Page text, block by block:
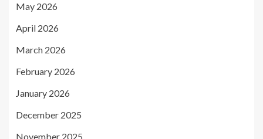
May 2026
April 2026
March 2026
February 2026
January 2026
December 2025
November 2025